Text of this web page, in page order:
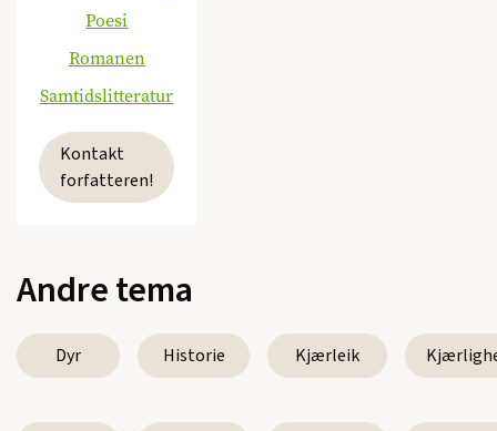
Poesi
Romanen
Samtidslitteratur
Kontakt
forfatteren!
Andre tema
Dyr Historie Kjærleik